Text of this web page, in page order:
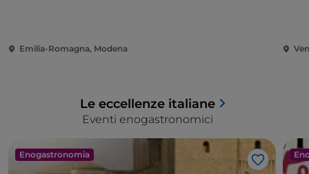
Emilia-Romagna, Modena
Eventi enogastronomici
Le eccellenze italiane
Enogastronomia
Like